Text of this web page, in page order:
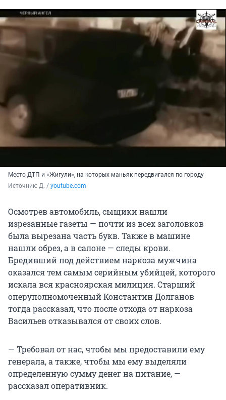
Место ДТП и «Жигули», на которых маньяк передвигался по городу
Источник: Д. / youtube.com
Осмотрев автомобиль, сыщики нашли
изрезанные газеты — почти из всех заголовков
была вырезана часть букв. Также в машине
нашли обрез, а в салоне — следы крови.
Бредивший под действием наркоза мужчина
оказался тем самым серийным убийцей, которого
искала вся красноярская милиция. Старший
оперуполномоченный Константин Долганов
тогда рассказал, что после отхода от наркоза
Васильев отказывался от своих слов.
— Требовал от нас, чтобы мы предоставили ему
генерала, а также, чтобы мы ему выделяли
определенную сумму денег на питание, —
рассказал оперативник.